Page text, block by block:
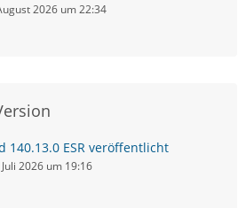
2026 um 22:34
140.13.0 ESR veröffentlicht
2026 um 19:16